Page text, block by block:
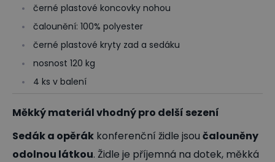
černé plastové koncovky nohou
čalounění: 100% polyester
černé plastové kryty zad a sedáku
nosnost 120 kg
4 ks v balení
Měkký materiál vhodný pro delší sezení
Sedák a opěrák konferenční židle jsou čalouněny
odolnou látkou. Židle je příjemná na dotek, měkká